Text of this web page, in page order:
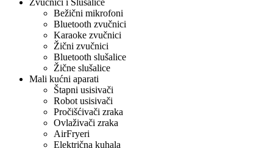
Bežični mikrofoni
Bluetooth zvučnici
Karaoke zvučnici
Žični zvučnici
Bluetooth slušalice
Žične slušalice
Mali kućni aparati
Štapni usisivači
Robot usisivači
Pročišćivači zraka
Ovlaživači zraka
AirFryeri
Električna kuhala